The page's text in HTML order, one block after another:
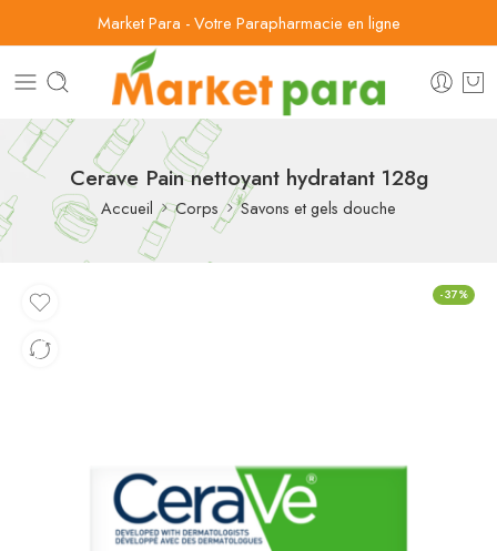
Market Para - Votre Parapharmacie en ligne
Cerave Pain nettoyant hydratant 128g
Accueil Corps Savons et gels douche
-37%